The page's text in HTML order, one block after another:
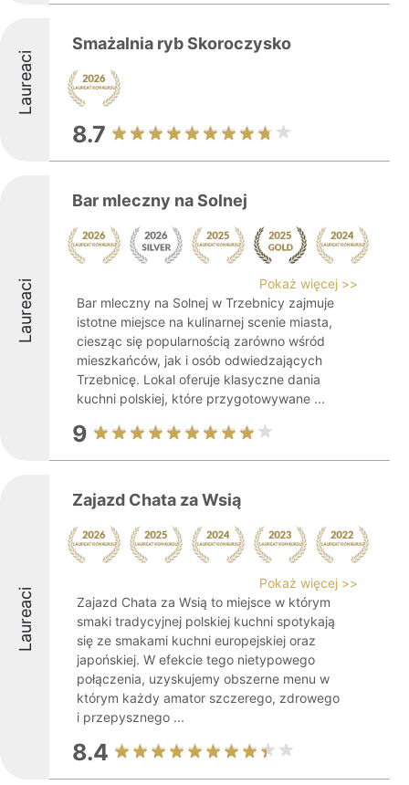
Laureaci
Smażalnia ryb Skoroczysko
8.7
Laureaci
Bar mleczny na Solnej
Pokaż więcej >>
Bar mleczny na Solnej w Trzebnicy zajmuje
istotne miejsce na kulinarnej scenie miasta,
ciesząc się popularnością zarówno wśród
mieszkańców, jak i osób odwiedzających
Trzebnicę. Lokal oferuje klasyczne dania
kuchni polskiej, które przygotowywane ...
9
Laureaci
Zajazd Chata za Wsią
Pokaż więcej >>
Zajazd Chata za Wsią to miejsce w którym
smaki tradycyjnej polskiej kuchni spotykają
się ze smakami kuchni europejskiej oraz
japońskiej. W efekcie tego nietypowego
połączenia, uzyskujemy obszerne menu w
którym każdy amator szczerego, zdrowego
i przepysznego ...
8.4